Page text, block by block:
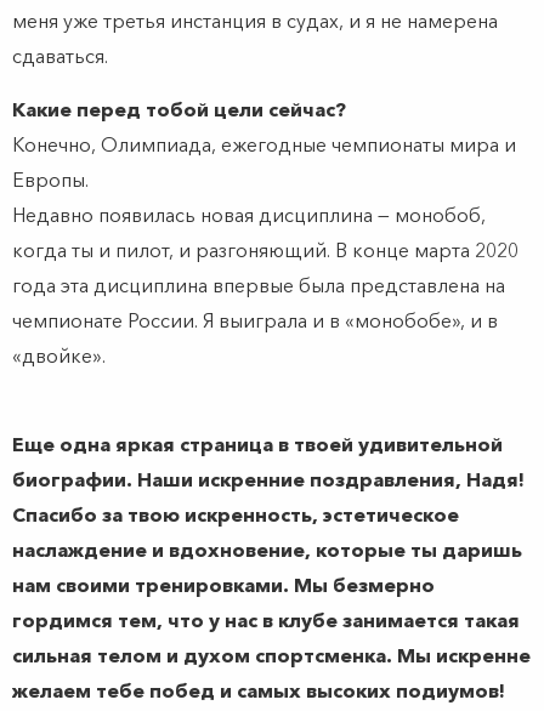
меня уже третья инстанция в судах, и я не намерена
сдаваться.
Какие перед тобой цели сейчас?
Конечно, Олимпиада, ежегодные чемпионаты мира и
Европы.
Недавно появилась новая дисциплина — монобоб,
когда ты и пилот, и разгоняющий. В конце марта 2020
года эта дисциплина впервые была представлена на
чемпионате России. Я выиграла и в «монобобе», и в
«двойке».
Еще одна яркая страница в твоей удивительной
биографии. Наши искренние поздравления, Надя!
Спасибо за твою искренность, эстетическое
наслаждение и вдохновение, которые ты даришь
нам своими тренировками. Мы безмерно
гордимся тем, что у нас в клубе занимается такая
сильная телом и духом спортсменка. Мы искренне
желаем тебе побед и самых высоких подиумов!